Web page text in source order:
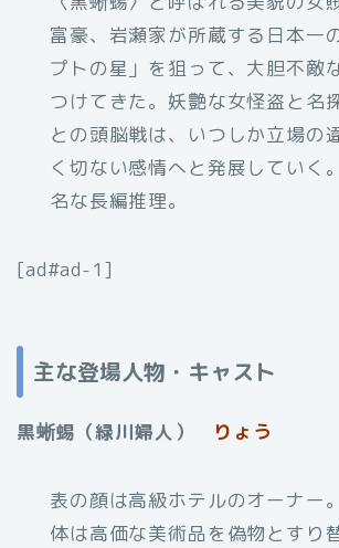
富豪、岩瀬家が所蔵する日本一
プトの星」を狙って、大胆不敵
つけてきた。妖艶な女怪盗と名
との頭脳戦は、いつしか立場の
く切ない感情へと発展していく
名な長編推理。
[ad#ad-1]
主な登場人物・キャスト
黒蜥蜴（緑川婦人） りょう
表の顔は高級ホテルのオーナー
体は高価な美術品を偽物とすり